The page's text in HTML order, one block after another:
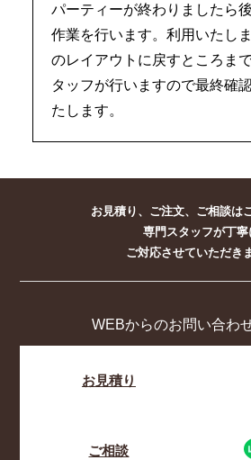
パーティーが終わりましたら
作業を行います。利用いたし
のレイアウトに戻すところま
タッフが行いますので最終確
たします。
お見積り、ご注文、ご相談は
専門スタッフが丁寧
ご対応させていただきま
WEBからのお問い合わ
お見積り
ご相談